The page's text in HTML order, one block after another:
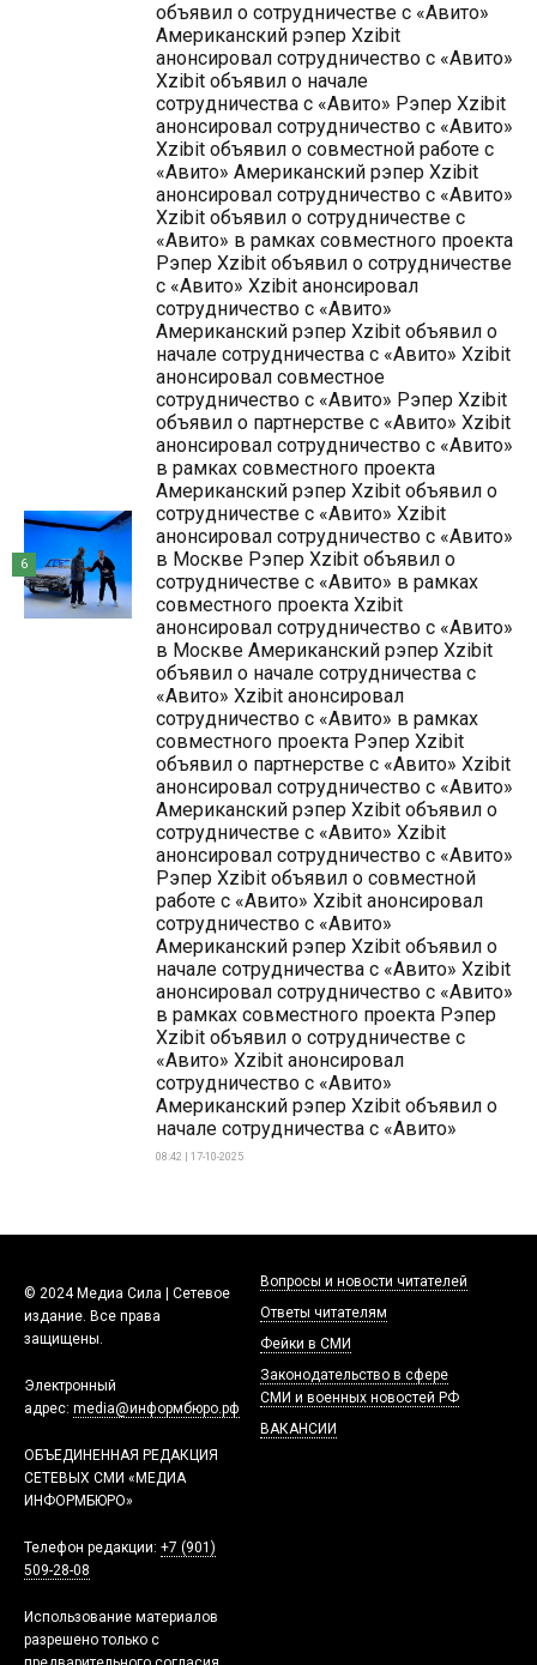
объявил о сотрудничестве с «Авито»
Американский рэпер Xzibit
анонсировал сотрудничество с «Авито»
Xzibit объявил о начале
сотрудничества с «Авито» Рэпер Xzibit
анонсировал сотрудничество с «Авито»
Xzibit объявил о совместной работе с
«Авито» Американский рэпер Xzibit
анонсировал сотрудничество с «Авито»
Xzibit объявил о сотрудничестве с
«Авито» в рамках совместного проекта
Рэпер Xzibit объявил о сотрудничестве
с «Авито» Xzibit анонсировал
сотрудничество с «Авито»
Американский рэпер Xzibit объявил о
начале сотрудничества с «Авито» Xzibit
анонсировал совместное
сотрудничество с «Авито» Рэпер Xzibit
объявил о партнерстве с «Авито» Xzibit
анонсировал сотрудничество с «Авито»
в рамках совместного проекта
Американский рэпер Xzibit объявил о
сотрудничестве с «Авито» Xzibit
анонсировал сотрудничество с «Авито»
в Москве Рэпер Xzibit объявил о
сотрудничестве с «Авито» в рамках
совместного проекта Xzibit
анонсировал сотрудничество с «Авито»
в Москве Американский рэпер Xzibit
объявил о начале сотрудничества с
«Авито» Xzibit анонсировал
сотрудничество с «Авито» в рамках
совместного проекта Рэпер Xzibit
объявил о партнерстве с «Авито» Xzibit
анонсировал сотрудничество с «Авито»
Американский рэпер Xzibit объявил о
сотрудничестве с «Авито» Xzibit
анонсировал сотрудничество с «Авито»
Рэпер Xzibit объявил о совместной
работе с «Авито» Xzibit анонсировал
сотрудничество с «Авито»
Американский рэпер Xzibit объявил о
начале сотрудничества с «Авито» Xzibit
анонсировал сотрудничество с «Авито»
в рамках совместного проекта Рэпер
Xzibit объявил о сотрудничестве с
«Авито» Xzibit анонсировал
сотрудничество с «Авито»
Американский рэпер Xzibit объявил о
начале сотрудничества с «Авито»
08:42 | 17-10-2025
6
© 2024 Медиа Сила | Сетевое
издание. Все права
защищены.
Электронный
адрес: media@информбюро.рф
ОБЪЕДИНЕННАЯ РЕДАКЦИЯ
СЕТЕВЫХ СМИ «МЕДИА
ИНФОРМБЮРО»
Телефон редакции: +7 (901)
509-28-08
Использование материалов
разрешено только с
Вопросы и новости читателей
Ответы читателям
Фейки в СМИ
Законодательство в сфере
СМИ и военных новостей РФ
ВАКАНСИИ